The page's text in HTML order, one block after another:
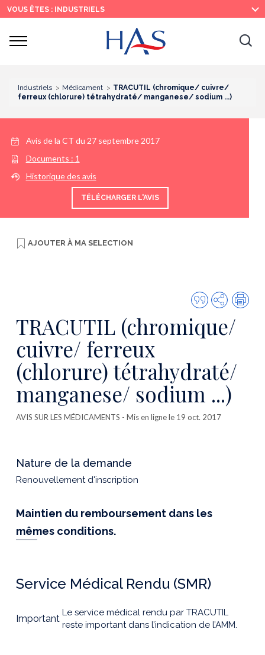
Recherche
Menu
principal
Contenu
principal
VOUS ÊTES : INDUSTRIELS
Ouvrir
Industriels Médicament
TRACUTIL (chromique/ cuivre/
ferreux (chlorure) tétrahydraté/ manganese/ sodium ...)
Avis de la CT du 27 septembre 2017
Documents : 1
Historique des avis
TÉLÉCHARGER L'AVIS
AJOUTER À MA SELECTION
Citer
cette
publication
Partager
TRACUTIL (chromique/
cuivre/ ferreux
(chlorure) tétrahydraté/
manganese/ sodium ...)
AVIS SUR LES MÉDICAMENTS - Mis en ligne le 19 oct. 2017
Nature de la demande
Renouvellement d'inscription
Maintien du remboursement dans les
mêmes conditions.
Service Médical Rendu (SMR)
Important
Le service médical rendu par TRACUTIL
reste important dans l’indication de l’AMM.